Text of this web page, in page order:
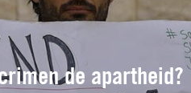
de apartheid?